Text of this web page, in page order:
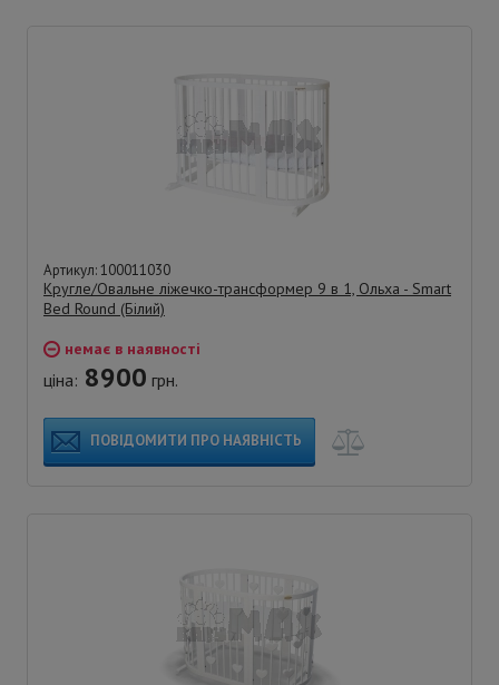
Артикул: 100011030
Кругле/Овальне ліжечко-трансформер 9 в 1, Ольха - Smart
Bed Round (Білий)
немає в наявності
ціна: 8900 грн.
ПОВІДОМИТИ ПРО НАЯВНІСТЬ